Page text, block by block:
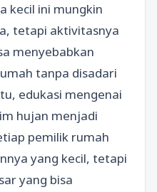
kecil ini mungkin
tetapi aktivitasnya
menyebabkan
tanpa disadari
edukasi mengenai
hujan menjadi
pemilik rumah
yang kecil, tetapi
yang bisa